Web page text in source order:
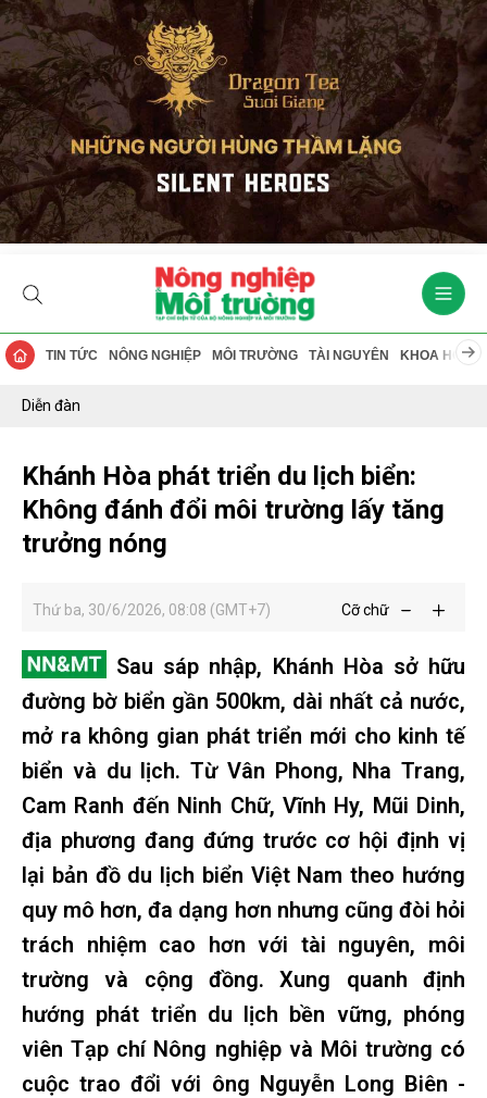
TIN TỨC NÔNG NGHIỆP MÔI TRƯỜNG TÀI NGUYÊN KHOA HỌC
Diễn đàn
Khánh Hòa phát triển du lịch biển:
Không đánh đổi môi trường lấy tăng
trưởng nóng
Thứ ba, 30/6/2026, 08:08 (GMT+7) Cỡ chữ
Sau sáp nhập, Khánh Hòa sở hữu
đường bờ biển gần 500km, dài nhất cả nước,
mở ra không gian phát triển mới cho kinh tế
biển và du lịch. Từ Vân Phong, Nha Trang,
Cam Ranh đến Ninh Chữ, Vĩnh Hy, Mũi Dinh,
địa phương đang đứng trước cơ hội định vị
lại bản đồ du lịch biển Việt Nam theo hướng
quy mô hơn, đa dạng hơn nhưng cũng đòi hỏi
trách nhiệm cao hơn với tài nguyên, môi
trường và cộng đồng. Xung quanh định
hướng phát triển du lịch bền vững, phóng
viên Tạp chí Nông nghiệp và Môi trường có
cuộc trao đổi với ông Nguyễn Long Biên -